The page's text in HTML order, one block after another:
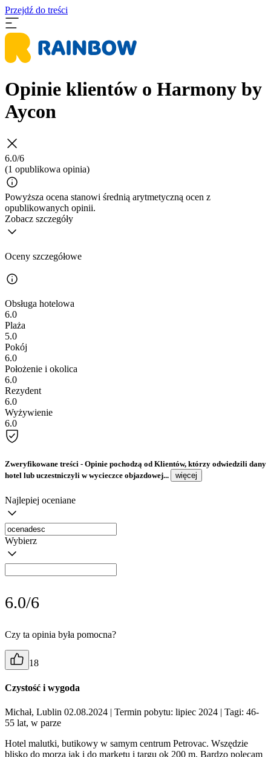
Przejdź do treści
Opinie klientów o Harmony by
Aycon
6.0/6
(1 opublikowa opinia)
Powyższa ocena stanowi średnią arytmetyczną ocen z
opublikowanych opinii.
Zobacz szczegóły
Oceny szczegółowe
Obsługa hotelowa
6.0
Plaża
5.0
Pokój
6.0
Położenie i okolica
6.0
Rezydent
6.0
Wyżywienie
6.0
Zweryfikowane treści - Opinie pochodzą od Klientów, którzy odwiedzili dany
hotel lub uczestniczyli w wycieczce objazdowej...
więcej
Najlepiej oceniane
Wybierz
6.0/6
Czy ta opinia była pomocna?
18
Czystość i wygoda
Michał, Lublin 02.08.2024 | Termin pobytu: lipiec 2024 | Tagi: 46-
55 lat, w parze
Hotel malutki, butikowy w samym centrum Petrovac. Wszędzie
blisko do morza jak i do marketu i targu ok 200 m. Bardzo polecam